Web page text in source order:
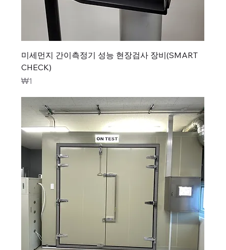
미세먼지 간이측정기 성능 현장검사 장비(SMART
CHECK)
가격
₩1